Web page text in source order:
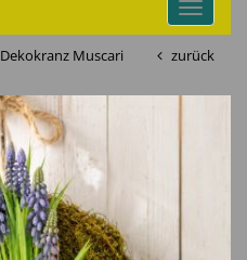
Toggle
Dekokranz Muscari zurück